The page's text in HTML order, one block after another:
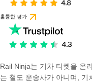
훌륭한 평가
Rail Ninja는 기차 티켓을 온
는 철도 운송사가 아니며,